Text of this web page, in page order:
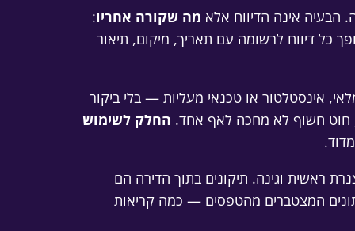
הבעיה אינה הדיווח אלא מה שקורה אחריו:
כל דיווח לרשומה עם תאריך, מיקום, תיאור
אינסטלטור או טכנאי מעליות — בלי ביקור
חוט חשוף לא מחכה לאף אחד. החלק לשימוש
ראשית וגינה. תיקונים בתוך הדירה הם
המצטברים מהטפסים — כמה קריאות